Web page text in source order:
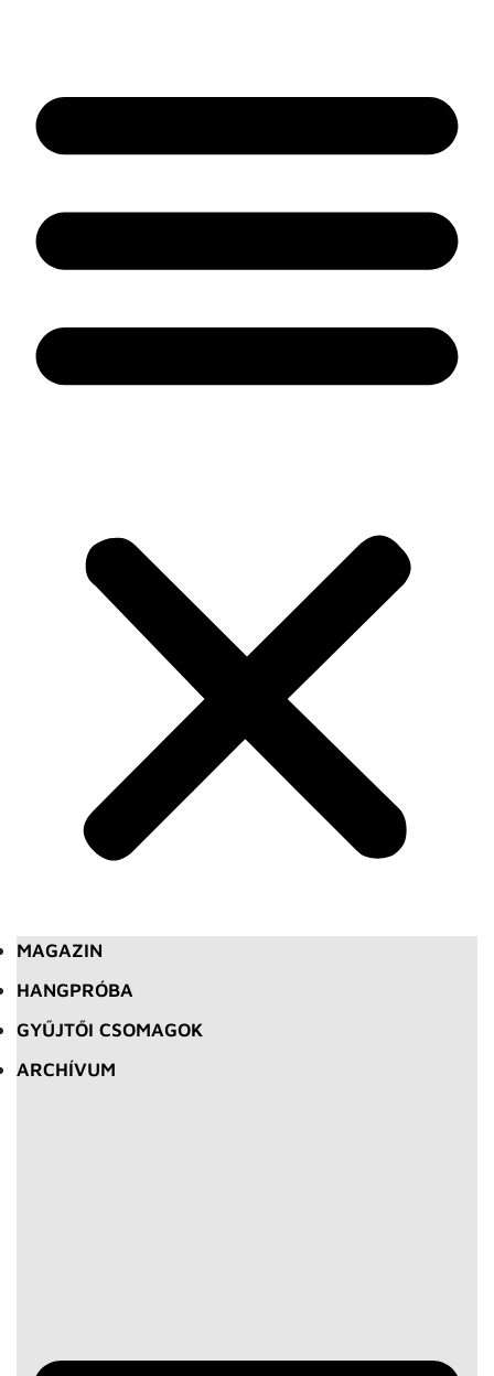
MAGAZIN
HANGPRÓBA
GYŰJTŐI CSOMAGOK
ARCHÍVUM